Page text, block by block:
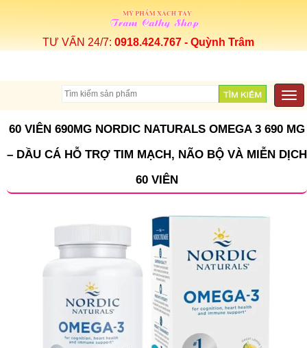
TƯ VẤN 24/7: 0918.424.767 - Quỳnh Trâm
60 VIÊN 690MG NORDIC NATURALS OMEGA 3 690 MG
– DẦU CÁ HỖ TRỢ TIM MẠCH, NÃO BỘ VÀ MIỄN DỊCH
60 VIÊN